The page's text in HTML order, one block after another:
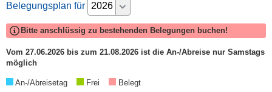
Belegungsplan für
Bitte anschlüssig zu bestehenden Belegungen buchen!
Vom 27.06.2026 bis zum 21.08.2026 ist die An-/Abreise nur Samstags
möglich
An-/Abreisetag Frei Belegt